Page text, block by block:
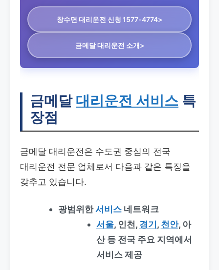
창수면 대리운전 신청 1577-4774>
금메달 대리운전 소개>
금메달 대리운전 서비스 특
장점
금메달 대리운전은 수도권 중심의 전국
대리운전 전문 업체로서 다음과 같은 특징을
갖추고 있습니다.
광범위한서비스네트워크
서울, 인천, 경기, 천안, 아
산 등 전국 주요 지역에서
서비스 제공